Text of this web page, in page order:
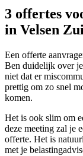
3 offertes
in Velsen
Een offerte
Ben duidelijk over
niet dat er
prettig om zo snel
komen.
Het is ook slim om
deze meeting zal je
offerte. Het is
met je